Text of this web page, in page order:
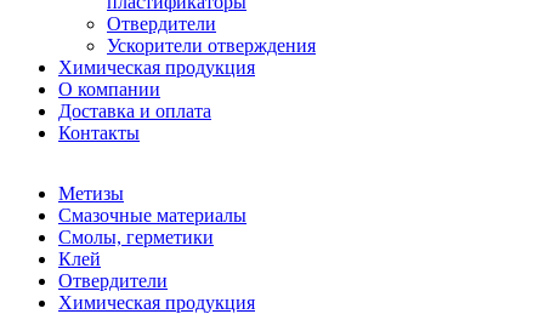
Отвердители
Ускорители отверждения
Химическая продукция
О компании
Доставка и оплата
Контакты
Метизы
Смазочные материалы
Смолы, герметики
Клей
Отвердители
Химическая продукция